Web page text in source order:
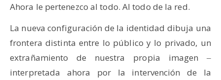
Ahora le pertenezco al todo. Al todo de la red.
La nueva configuración de la identidad dibuja una
frontera distinta entre lo público y lo privado, un
extrañamiento de nuestra propia imagen ‒
interpretada ahora por la intervención de la